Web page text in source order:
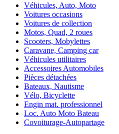
Véhicules, Auto, Moto
Voitures occasions
Voitures de collection
Motos, Quad, 2 roues
Scooters, Mobylettes
Caravane, Camping car
Véhicules utilitaires
Accessoires Automobiles
Pièces détachées
Bateaux, Nautisme
Vélo, Bicyclette
Engin mat. professionnel
Loc. Auto Moto Bateau
Covoiturage-Autopartage